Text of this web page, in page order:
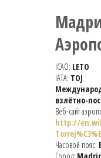
ICAO: LETO
IATA: TOJ
взлётно-
Веб-сайт
http://
Часовой пояс: